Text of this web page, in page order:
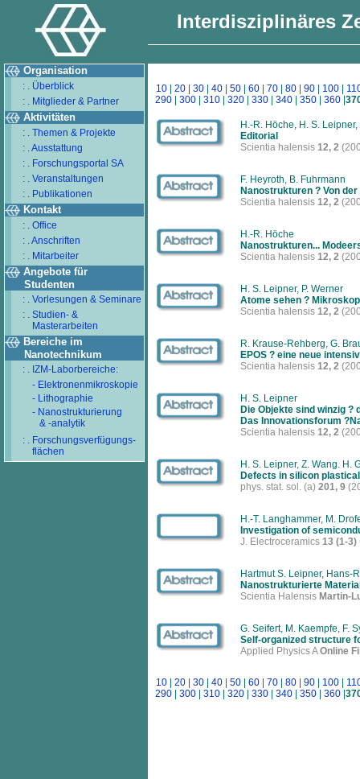
Interdisziplinäres
Organisation
: . Überblick
: . Mitglieder & Partner
Aktivitäten
: . Themen & Projekte
: . Ausstattung
: . Forschungsportal SA
: . Veranstaltungen
: . Publikationen
Kontakt
: . Office
: . Anschriften
: . Mitarbeiter
Angebote für
Studenten
: . Vorlesungen & Seminare
: . Studien- &
Masterarbeiten
Bereiche im
Nanotechnikum
: . IZM-Laborbereiche:
- Elektronenmikroskopie
- Lithographie
- Nanostrukturierung
& -analytik
: . Forschungsverfügungs-
flächen
10| 20| 30| 40| 50| 60| 70| 80| 90| 100|
290
300 310 320 330 340 350 360
H.-R. Höche, H. S.
Editorial
Scientia halensis 12, 2
F. Heyroth, B. Fuhrmann
Nanostrukturen ? Von
Scientia halensis 12, 2
H.-R. Höche
Nanostrukturen...
Scientia halensis 12, 2
H. S. Leipner, P. Werner
Atome sehen ?
Scientia halensis 12, 2
R. Krause-Rehberg, G.
EPOS ? eine neue
Scientia halensis 12, 2
H. S. Leipner
Die Objekte sind winzig ?
Das Innovationsforum
Scientia halensis 12, 2
H. S. Leipner, Z. Wang. H.
Defects in silicon
phys. stat. sol. (a) 201, 9
H.-T. Langhammer, M.
Investigation of
J. Electroceramics 13 (1-3)
Hartmut S. Leipner, Hans-
Nanostrukturierte
Scientia Halensis Martin-
G. Seifert, M. Kaempfe, F.
Self-organized structure
Applied Physics AOnline
10| 20| 30| 40| 50| 60| 70| 80| 90| 100|
290
300 310 320 330 340 350 360